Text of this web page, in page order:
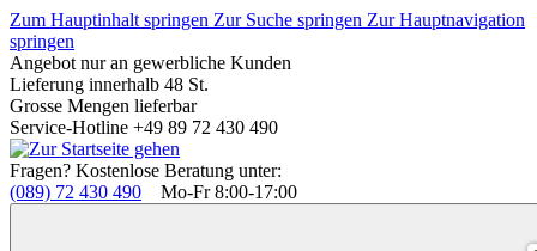
Zum Hauptinhalt springen Zur Suche springen Zur Hauptnavigation
springen
Angebot nur an gewerbliche Kunden
Lieferung innerhalb 48 St.
Grosse Mengen lieferbar
Service-Hotline +49 89 72 430 490
Fragen? Kostenlose Beratung unter:
(089) 72 430 490
Mo-Fr 8:00-17:00